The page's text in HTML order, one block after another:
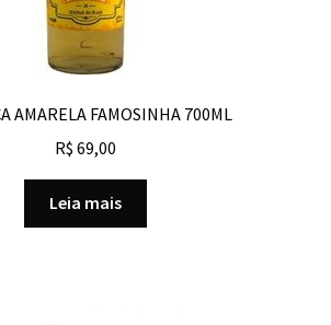
AMARELA FAMOSINHA 700ML
R$ 69,00
Leia mais